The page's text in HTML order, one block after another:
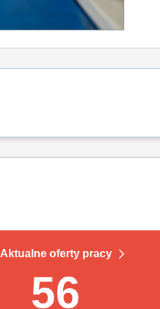
Aktualne oferty pracy
56